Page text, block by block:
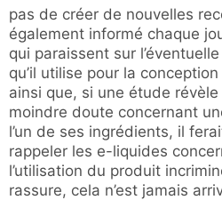
pas de créer de nouvelles
également informé chaque
qui paraissent sur
qu’il utilise pour la
ainsi que, si une étude
moindre doute concernant
l’un de ses ingrédients, il
rappeler les e-liquides
l’utilisation du produit
rassure, cela n’est jamais